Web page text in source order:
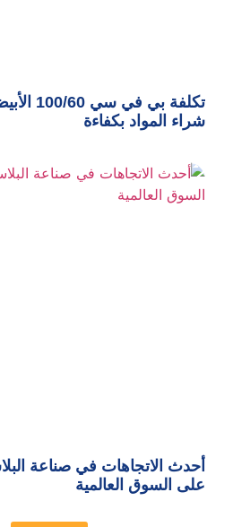
تكلفة
شراء المواد بكفاءة
أحدث الاتجاهات في صناعة
على السوق العالمية